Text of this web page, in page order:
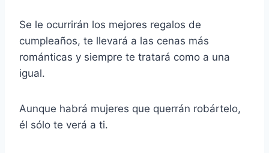
Se le ocurrirán los mejores regalos de
cumpleaños, te llevará a las cenas más
románticas y siempre te tratará como a una
igual.
Aunque habrá mujeres que querrán robártelo,
él sólo te verá a ti.